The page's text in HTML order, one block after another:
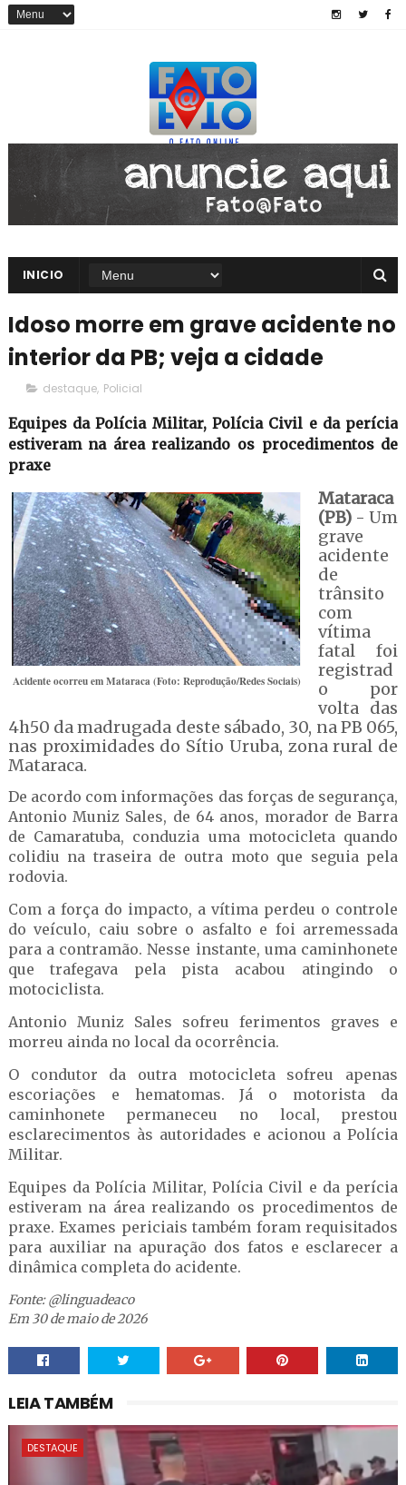
INICIO
Idoso morre em grave acidente no
interior da PB; veja a cidade
destaque, Policial
Equipes da Polícia Militar, Polícia Civil e da perícia
estiveram na área realizando os procedimentos de
praxe
Acidente ocorreu em Mataraca (Foto: Reprodução/Redes Sociais)
Mataraca
(PB)- Um
grave
acidente
de
trânsito
com
vítima
fatal foi
registrad
o por
volta das
4h50 da madrugada deste sábado, 30, na PB 065,
nas proximidades do Sítio Uruba, zona rural de
Mataraca.
De acordo com informações das forças de segurança,
Antonio Muniz Sales, de 64 anos, morador de Barra
de Camaratuba, conduzia uma motocicleta quando
colidiu na traseira de outra moto que seguia pela
rodovia.
Com a força do impacto, a vítima perdeu o controle
do veículo, caiu sobre o asfalto e foi arremessada
para a contramão. Nesse instante, uma caminhonete
que trafegava pela pista acabou atingindo o
motociclista.
Antonio Muniz Sales sofreu ferimentos graves e
morreu ainda no local da ocorrência.
O condutor da outra motocicleta sofreu apenas
escoriações e hematomas. Já o motorista da
caminhonete permaneceu no local, prestou
esclarecimentos às autoridades e acionou a Polícia
Militar.
Equipes da Polícia Militar, Polícia Civil e da perícia
estiveram na área realizando os procedimentos de
praxe. Exames periciais também foram requisitados
para auxiliar na apuração dos fatos e esclarecer a
dinâmica completa do acidente.
Fonte: @linguadeaco
Em 30 de maio de 2026
LEIA TAMBÉM
DESTAQUE